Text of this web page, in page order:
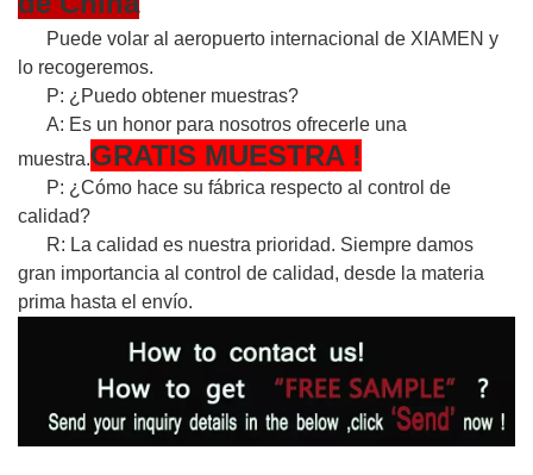
Puede volar al aeropuerto internacional de XIAMEN y
lo recogeremos.
P: ¿Puedo obtener muestras?
A: Es un honor para nosotros ofrecerle una
muestra.GRATIS MUESTRA!
P: ¿Cómo hace su fábrica respecto al control de
calidad?
R: La calidad es nuestra prioridad. Siempre damos
gran importancia al control de calidad, desde la materia
prima hasta el envío.